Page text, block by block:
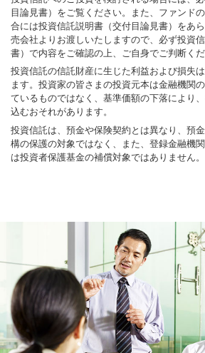
目論見書）をご覧ください。また、ファンド
合には投資信託説明書（交付目論見書）をあ
売会社よりお渡しいたしますので、必ず投資
書）で内容をご確認の上、ご自身でご判断くだ
投資信託の信託財産に生じた利益および損失
ます。投資家の皆さまの投資元本は金融機関
ているものではなく、基準価額の下落により
込むおそれがあります。
投資信託は、預金や保険契約とは異なり、預
構の保護の対象ではなく、また、登録金融機
は投資者保護基金の補償対象ではありません。